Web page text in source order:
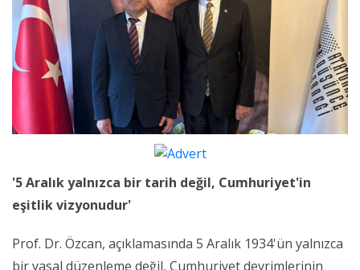
'5 Aralık yalnızca bir tarih değil, Cumhuriyet'in
eşitlik vizyonudur'
Prof. Dr. Özcan, açıklamasında 5 Aralık 1934'ün yalnızca
bir yasal düzenleme değil, Cumhuriyet devrimlerinin